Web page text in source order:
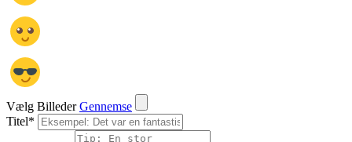
Vælg Billeder Gennemse
Titel*